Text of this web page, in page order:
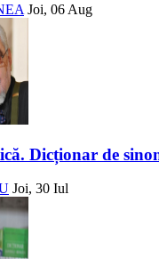
Joi, 06 Aug
Dicționar de
Joi, 30 Iul